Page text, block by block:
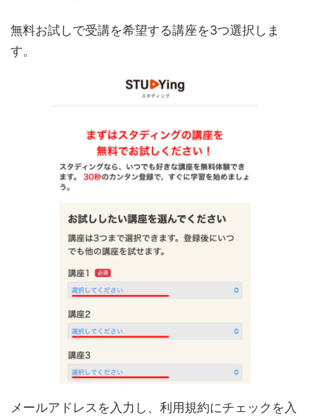
無料お試しで受講を希望する講座を3つ選択しま
す。
メールアドレスを入力し、利用規約にチェックを入